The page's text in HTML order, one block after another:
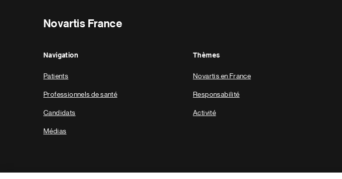
Novartis France
Navigation
Patients
Professionnels de santé
Candidats
Médias
Thèmes
Novartis en France
Responsabilité
Activité